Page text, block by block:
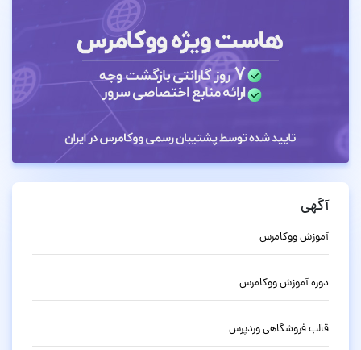
آگهی
آموزش ووکامرس
دوره آموزش ووکامرس
قالب فروشگاهی وردپرس